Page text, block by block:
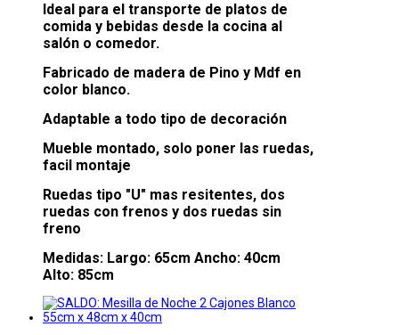
Ideal para el transporte de platos de
comida y bebidas desde la cocina al
salón o comedor.
Fabricado de madera de Pino y Mdf en
color blanco.
Adaptable a todo tipo de decoración
Mueble montado, solo poner las ruedas,
facil montaje
Ruedas tipo "U" mas resitentes, dos
ruedas con frenos y dos ruedas sin
freno
Medidas: Largo: 65cm Ancho: 40cm
Alto: 85cm